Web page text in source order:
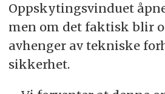
Oppskytingsvinduet
men om det faktisk blir
avhenger av tekniske
sikkerhet.